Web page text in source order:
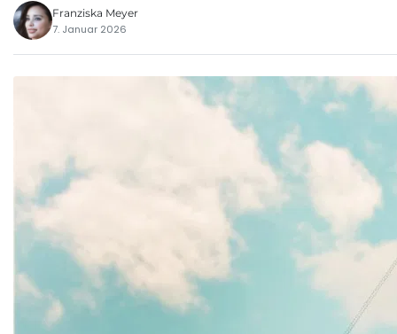
Franziska Meyer
7. Januar 2026